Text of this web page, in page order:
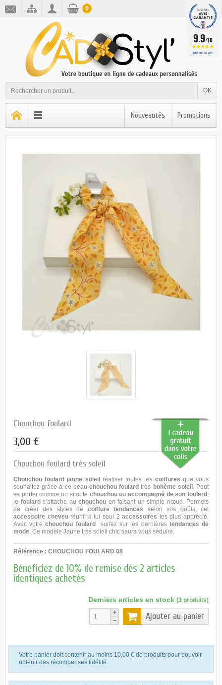
OK
0
Promotions
Nouveautés
Chouchou foulard
3,00 €
Chouchou foulard très soleil
Chouchou foulard jaune soleil réaliser toutes les coiffures que vous
souhaitez grâce à ce beau chouchou foulard très bohème soleil , Peut
se porter comme un simple chouchou ou accompagné de son foulard ,
le foulard s’attache au chouchou en faisant un simple nœud. Permets
de créer des styles de coiffure tendances selon vos goûts, cet
accessoire cheveuréunit à lui seul 2accessoires les plus apprécié.
Avec votrechouchou foulard surfez sur les dernières tendances de
mode. Ce modèle Jaune très soleil chic saura vous séduire.
Référence : CHOUCHOU FOULARD 08
Bénéficiez de 10% de remise dès 2 articles
identiques achetés
Derniers articles en stock (3 produits)
Ajouter au panier
Votre panier doit contenir au moins 10,00 € de produits pour pouvoir
obtenir des récompenses fidélité.
9.9/10
BASÉ SUR 281 AVIS